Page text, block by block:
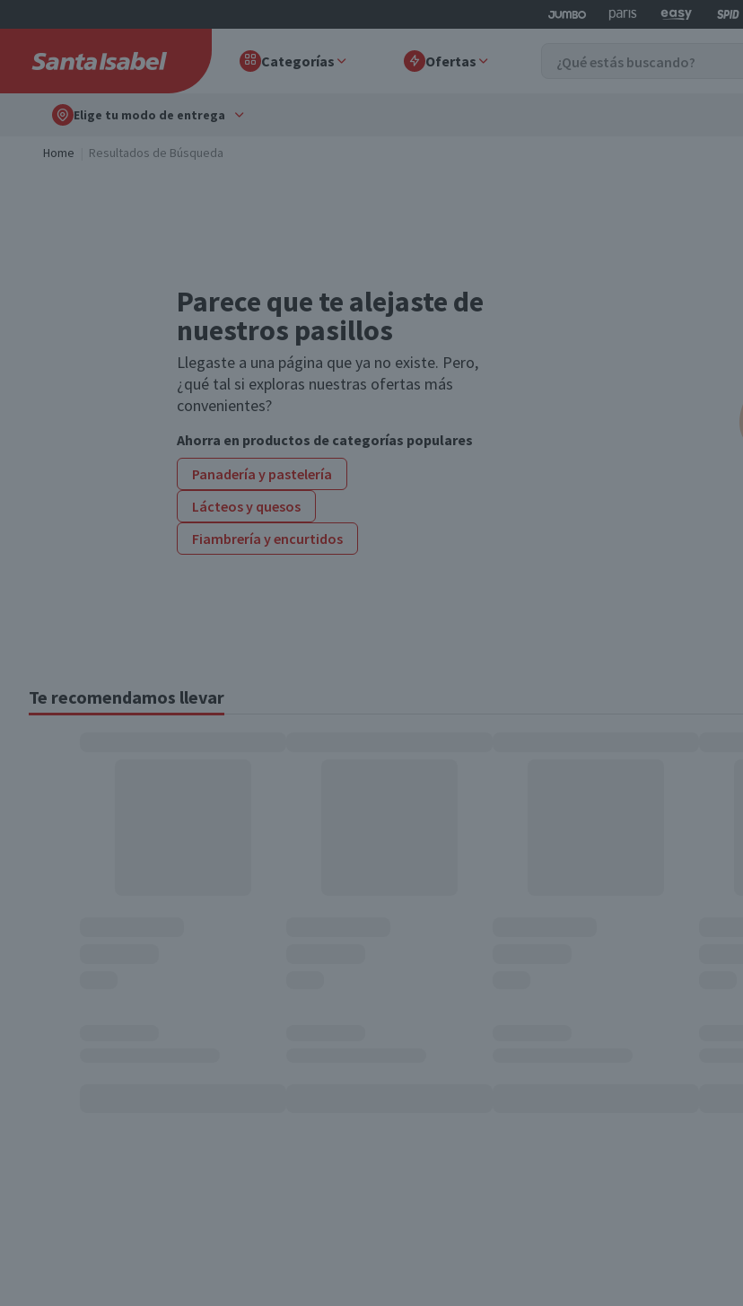
Categorías Ofertas
Elige tu modo de entrega
Home Resultados de Búsqueda
Parece que te alejaste de
nuestros pasillos
Llegaste a una página que ya no existe. Pero,
¿qué tal si exploras nuestras ofertas más
convenientes?
Ahorra en productos de categorías populares
Panadería y pastelería
Lácteos y quesos
Fiambrería y encurtidos
Te recomendamos llevar